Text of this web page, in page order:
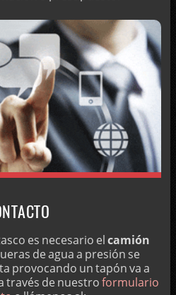
es necesario elcamión
de agua a presión se
provocando un tapón va a
través de nuestroformulario